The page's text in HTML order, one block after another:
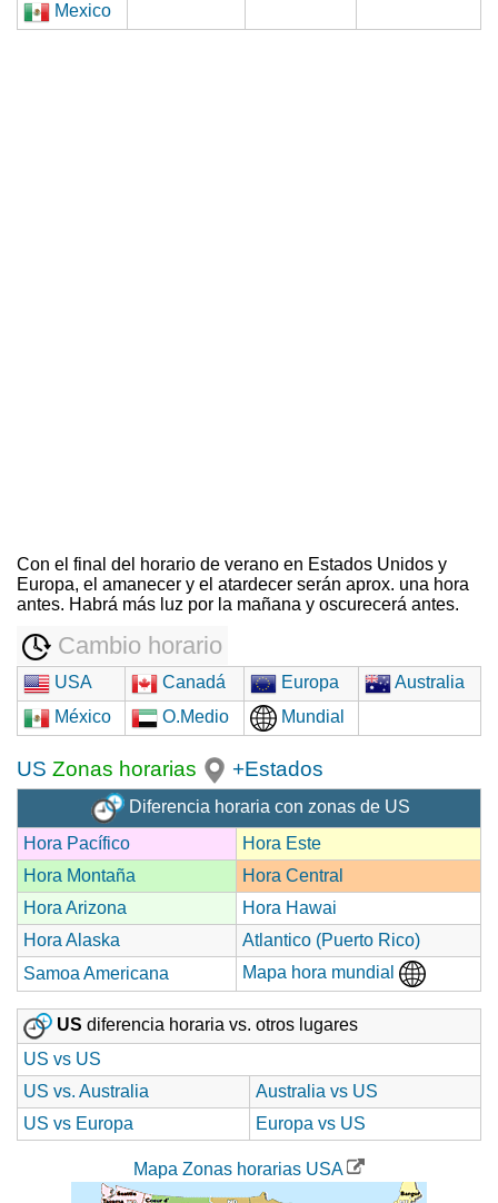
Mexico
Con el final del horario de verano en Estados Unidos y
Europa, el amanecer y el atardecer serán aprox. una hora
antes. Habrá más luz por la mañana y oscurecerá antes.
Cambio horario
USA Canadá Europa
Australia
México
O.Medio Mundial
US Zonas horarias +Estados
Diferencia horaria con zonas de US
Hora Pacífico
Hora Este
Hora Montaña
Hora Central
Hora Arizona
Hora Hawai
Hora Alaska
Atlantico (Puerto Rico)
Samoa Americana
Mapa hora mundial
US diferencia horaria vs. otros lugares
US vs US
US vs. Australia
Australia vs US
US vs Europa
Europa vs US
Mapa Zonas horarias USA